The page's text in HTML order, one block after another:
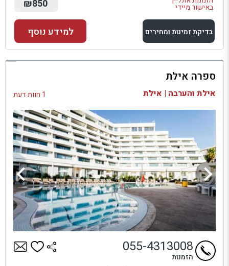
באישור מיידי ₪850
בדיקת זמינות ומחירים
למתחם זה
בדיקת זמינות ומחירים
למידע נוסף
ספרה אילת
אילת והערבה | אילת 1 חוות דעת
055-4313008
הזמנות